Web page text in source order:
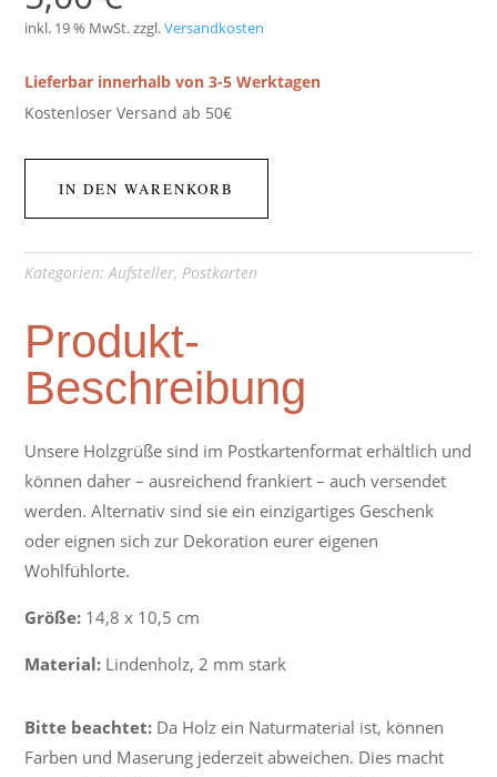
inkl. 19 % MwSt. zzgl.Versandkosten
Lieferbar innerhalb von 3-5 Werktagen
Kostenloser Versand ab 50€
IN DEN WARENKORB
Kategorien:Aufsteller, Postkarten
Produkt-
Beschreibung
Unsere Holzgrüße sind im Postkartenformat erhältlich und
können daher – ausreichend frankiert – auch versendet
werden. Alternativ sind sie ein einzigartiges Geschenk
oder eignen sich zur Dekoration eurer eigenen
Wohlfühlorte.
Größe: 14,8 x 10,5 cm
Material: Lindenholz, 2 mm stark
Bitte beachtet: Da Holz ein Naturmaterial ist, können
Farben und Maserung jederzeit abweichen. Dies macht